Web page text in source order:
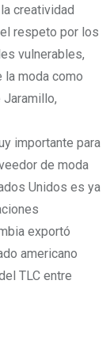
creatividad
respeto por los
vulnerables,
moda como
Jaramillo,
importante para
de moda
Unidos es ya
exportó
americano
TLC entre